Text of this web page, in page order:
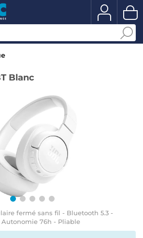
Blanc
fermé sans fil - Bluetooth 5.3 -
76h - Pliable